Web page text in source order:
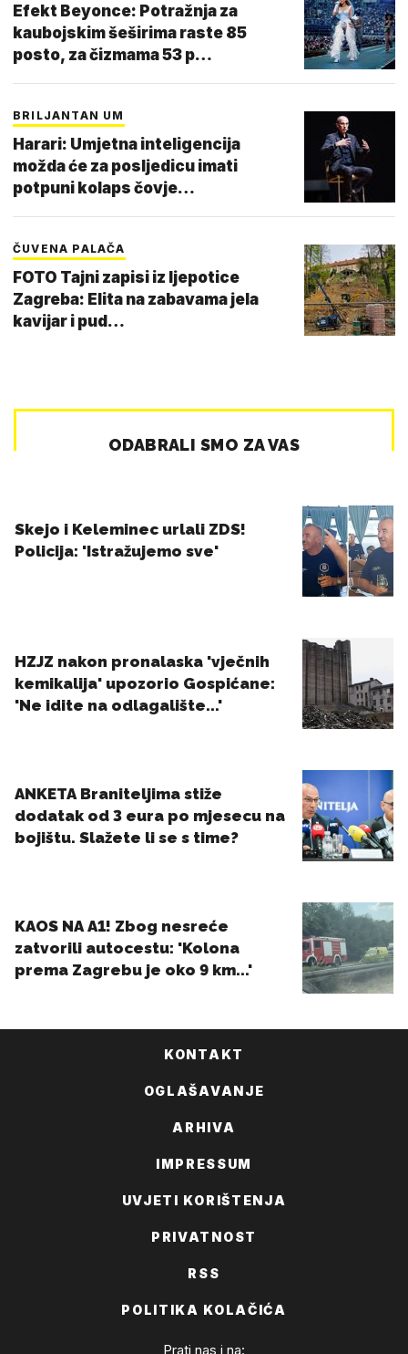
Efekt Beyonce: Potražnja za
kaubojskim šeširima raste 85
posto, za čizmama 53 p…
BRILJANTAN UM
Harari: Umjetna inteligencija
možda će za posljedicu imati
potpuni kolaps čovje…
ČUVENA PALAČA
FOTO Tajni zapisi iz ljepotice
Zagreba: Elita na zabavama jela
kavijar i pud…
KONTAKT
OGLAŠAVANJE
ARHIVA
IMPRESSUM
UVJETI KORIŠTENJA
PRIVATNOST
RSS
POLITIKA KOLAČIĆA
Prati nas i na: